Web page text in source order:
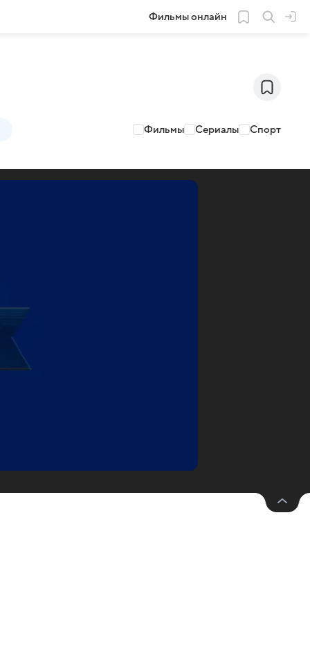
Фильмы онлайн
Фильмы Сериалы Спорт